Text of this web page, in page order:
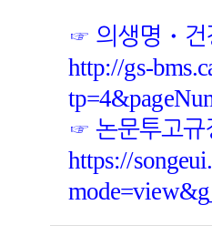
☞ 의생명 ・
http://gs-
☞논문투고규
https://